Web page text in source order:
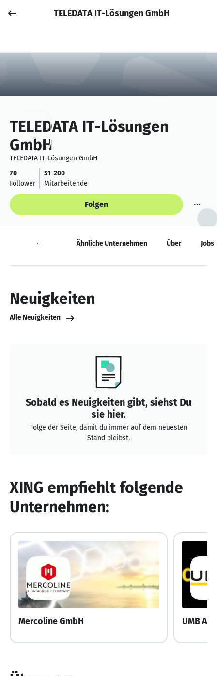
Anmelden
TELEDATA IT-Lösungen GmbH
TELEDATA IT-Lösungen
GmbH
TELEDATA IT-Lösungen GmbH
70
Follower
51-200
Mitarbeitende
Folgen
Neuigkeiten Ähnliche Unternehmen Über Jobs
Neuigkeiten
Alle Neuigkeiten
Sobald es Neuigkeiten gibt, siehst Du
sie hier.
Folge der Seite, damit du immer auf dem neuesten
Stand bleibst.
XING empfiehlt folgende
Unternehmen:
Mercoline GmbH UMB AG